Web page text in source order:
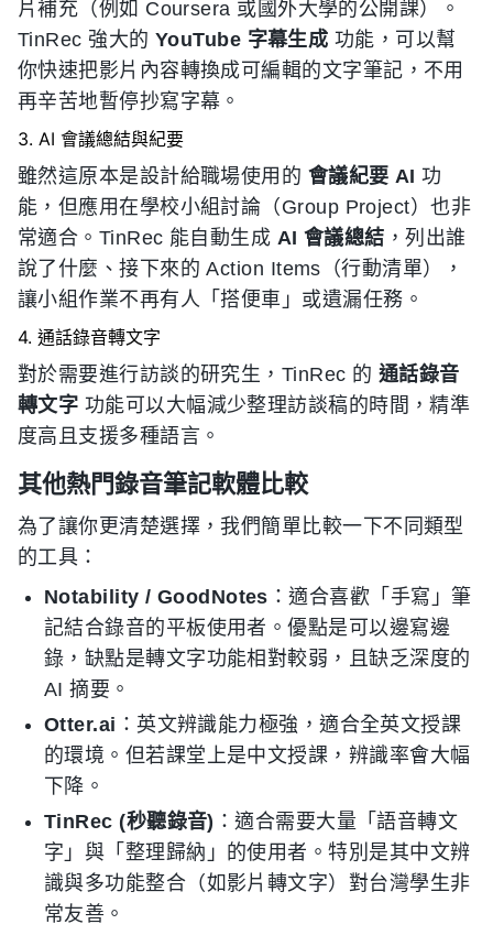
片補充（例如 Coursera 或國外大學的公開課）。
TinRec 強大的 YouTube 字幕生成 功能，可以幫
你快速把影片內容轉換成可編輯的文字筆記，不用
再辛苦地暫停抄寫字幕。
3. AI 會議總結與紀要
雖然這原本是設計給職場使用的 會議紀要 AI 功
能，但應用在學校小組討論（Group Project）也非
常適合。TinRec 能自動生成 AI 會議總結 ，列出誰
說了什麼、接下來的 Action Items（行動清單），
讓小組作業不再有人「搭便車」或遺漏任務。
4. 通話錄音轉文字
對於需要進行訪談的研究生，TinRec 的 通話錄音
轉文字 功能可以大幅減少整理訪談稿的時間，精準
度高且支援多種語言。
其他熱門錄音筆記軟體比較
為了讓你更清楚選擇，我們簡單比較一下不同類型
的工具：
Notability / GoodNotes ：適合喜歡「手寫」筆
記結合錄音的平板使用者。優點是可以邊寫邊
錄，缺點是轉文字功能相對較弱，且缺乏深度的
AI 摘要。
Otter.ai ：英文辨識能力極強，適合全英文授課
的環境。但若課堂上是中文授課，辨識率會大幅
下降。
TinRec (秒聽錄音) ：適合需要大量「語音轉文
字」與「整理歸納」的使用者。特別是其中文辨
識與多功能整合（如影片轉文字）對台灣學生非
常友善。